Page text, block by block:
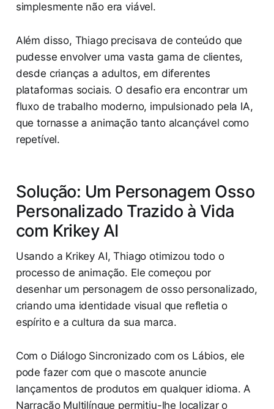
simplesmente não era viável.
Além disso, Thiago precisava de conteúdo que
pudesse envolver uma vasta gama de clientes,
desde crianças a adultos, em diferentes
plataformas sociais. O desafio era encontrar um
fluxo de trabalho moderno, impulsionado pela IA,
que tornasse a animação tanto alcançável como
repetível.
Solução: Um Personagem Osso
Personalizado Trazido à Vida
com Krikey AI
Usando a Krikey AI, Thiago otimizou todo o
processo de animação. Ele começou por
desenhar um personagem de osso personalizado,
criando uma identidade visual que refletia o
espírito e a cultura da sua marca.
Com o Diálogo Sincronizado com os Lábios, ele
pode fazer com que o mascote anuncie
lançamentos de produtos em qualquer idioma. A
Narração Multilíngue permitiu-lhe localizar o